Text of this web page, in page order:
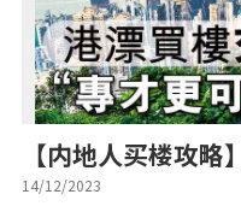
按揭百科
实时银行资讯
装修·保险优惠
【内地人买楼攻
交少一半税！专才
14/12/2023